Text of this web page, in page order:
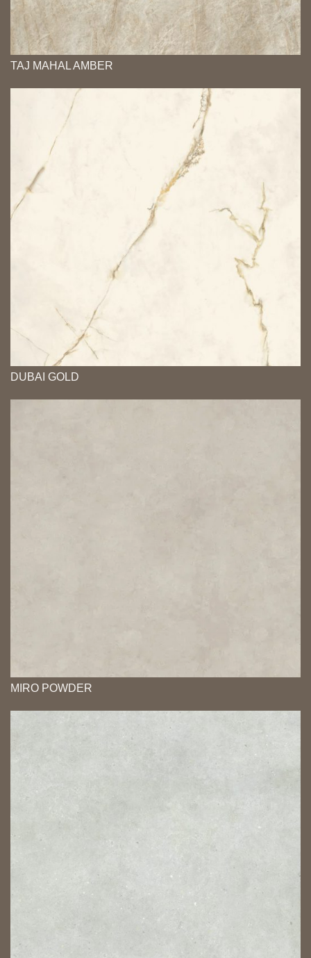
TAJ MAHAL AMBER
DUBAI GOLD
MIRO POWDER